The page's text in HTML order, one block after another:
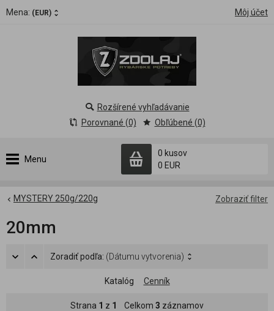
Mena: (EUR) Môj účet
Menu
0 kusov
0 EUR
Rozšírené vyhľadávanie
Porovnané (0)
Obľúbené (0)
Zobraziť filter
MYSTERY 250g/220g
20mm
Zoradiť podľa: (Dátumu vytvorenia)
Katalóg Cenník
Strana 1 z 1 Celkom 3 záznamov